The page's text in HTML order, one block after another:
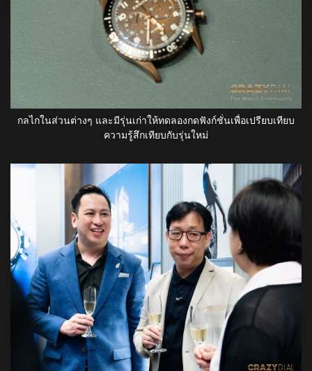
กลไกในส่วนต่างๆ และมีรุ่นเก่าให้ทดลองกดฟังก์ชั่นเพื่อเปรียบเทียบ
ความรู้สึกเทียบกับรุ่นใหม่